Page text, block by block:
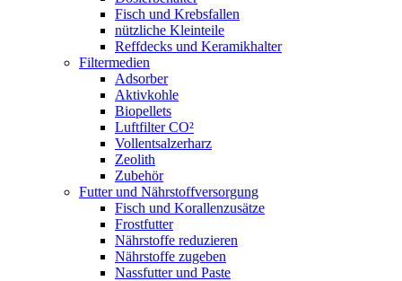
Fisch und Krebsfallen
nützliche Kleinteile
Reffdecks und Keramikhalter
Filtermedien
Adsorber
Aktivkohle
Biopellets
Luftfilter CO²
Vollentsalzerharz
Zeolith
Zubehör
Futter und Nährstoffversorgung
Fisch und Korallenzusätze
Frostfutter
Nährstoffe reduzieren
Nährstoffe zugeben
Nassfutter und Paste